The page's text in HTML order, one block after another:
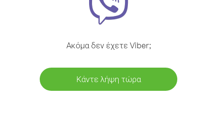
Ακόμα δεν έχετε Viber;
Κάντε λήψη τώρα